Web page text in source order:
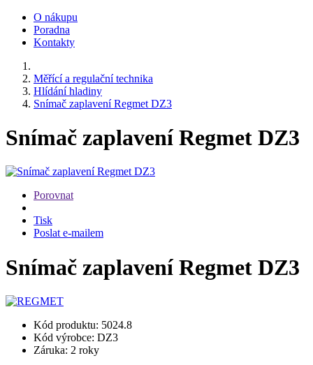
O nákupu
Poradna
Kontakty
Měřící a regulační technika
Hlídání hladiny
Snímač zaplavení Regmet DZ3
Snímač zaplavení Regmet DZ3
Porovnat
Tisk
Poslat e-mailem
Snímač zaplavení Regmet DZ3
Kód produktu: 5024.8
Kód výrobce: DZ3
Záruka: 2 roky